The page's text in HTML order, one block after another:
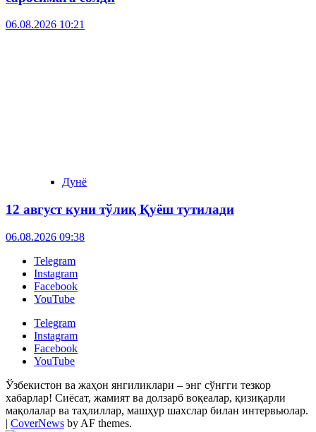
06.08.2026 10:21
Дунё
12 август куни тўлиқ Қуёш тутилади
06.08.2026 09:38
Telegram
Instagram
Facebook
YouTube
Telegram
Instagram
Facebook
YouTube
Ўзбекистон ва жаҳон янгиликлари – энг сўнгги тезкор
хабарлар! Сиёсат, жамият ва долзарб воқеалар, қизиқарли
мақолалар ва таҳлиллар, машҳур шахслар билан интервьюлар.
| CoverNews by AF themes.